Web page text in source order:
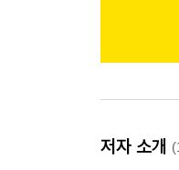
저자 소개